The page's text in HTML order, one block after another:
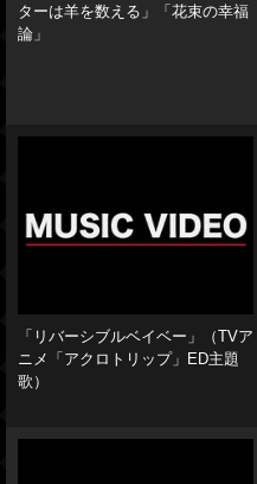
ターは羊を数える」「花束の幸福
論」
「リバーシブルベイベー」（TVア
ニメ「アクロトリップ」ED主題
歌）